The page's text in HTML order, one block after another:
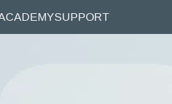
SUPPORT